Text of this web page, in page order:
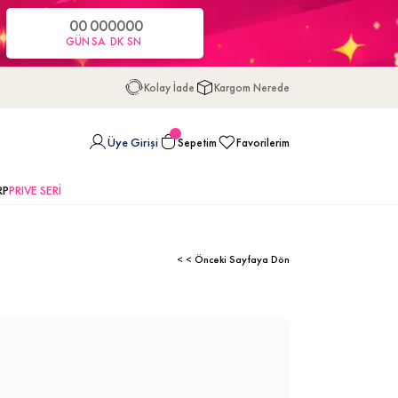
00
GÜN
00
SA
00
DK
00
SN
Kolay İade Kargom Nerede
Üye Girişi Sepetim Favorilerim
PRIVE SERİ
< < Önceki Sayfaya Dön